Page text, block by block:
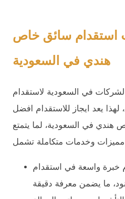
استقدام سائق خاص
هندي في السعودية
في السعودية لاستقدام
يعد ايجاز للاستقدام افضل
هندي في السعودية، لما يتمتع
خبرة واسعة في استقدام
ما يضمن معرفة دقيقة